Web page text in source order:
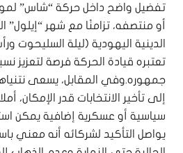
تفضيل واضح داخل حركة “شاس”
أو منتصفه، تزامنًا مع شهر “إيلول”
الدينية اليهودية (ليلة السليحوت
تعتبره قيادة الحركة فرصة
جمهوره.وفي المقابل، يسعى
إلى تأخير الانتخابات قدر الإمكان،
سياسية أو عسكرية إضافية يمكن
يواصل التأكيد لشركائه أنه معني